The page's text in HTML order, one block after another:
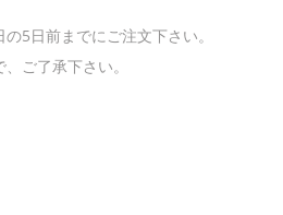
5日前までにご注文下さい。
ご了承下さい。